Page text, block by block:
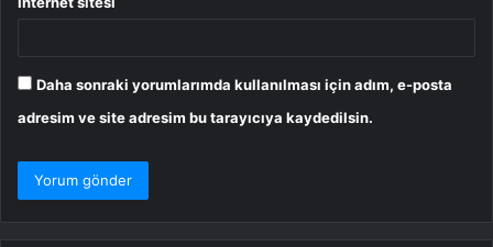
Daha sonraki yorumlarımda kullanılması için adım, e-posta
adresim ve site adresim bu tarayıcıya kaydedilsin.